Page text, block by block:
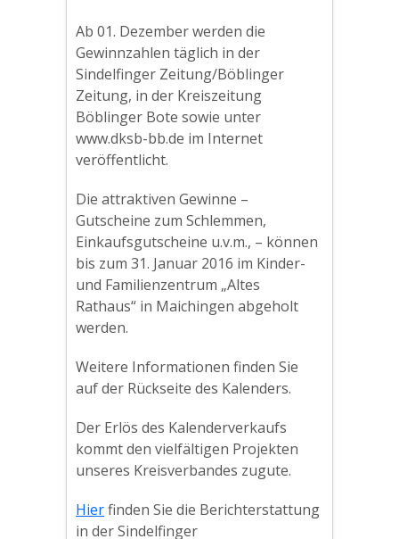
Ab 01. Dezember werden die
Gewinnzahlen täglich in der
Sindelfinger Zeitung/Böblinger
Zeitung, in der Kreiszeitung
Böblinger Bote sowie unter
www.dksb-bb.de im Internet
veröffentlicht.
Die attraktiven Gewinne –
Gutscheine zum Schlemmen,
Einkaufsgutscheine u.v.m., – können
bis zum 31. Januar 2016 im Kinder-
und Familienzentrum „Altes
Rathaus“ in Maichingen abgeholt
werden.
Weitere Informationen finden Sie
auf der Rückseite des Kalenders.
Der Erlös des Kalenderverkaufs
kommt den vielfältigen Projekten
unseres Kreisverbandes zugute.
Hierfinden Sie die Berichterstattung
in der Sindelfinger